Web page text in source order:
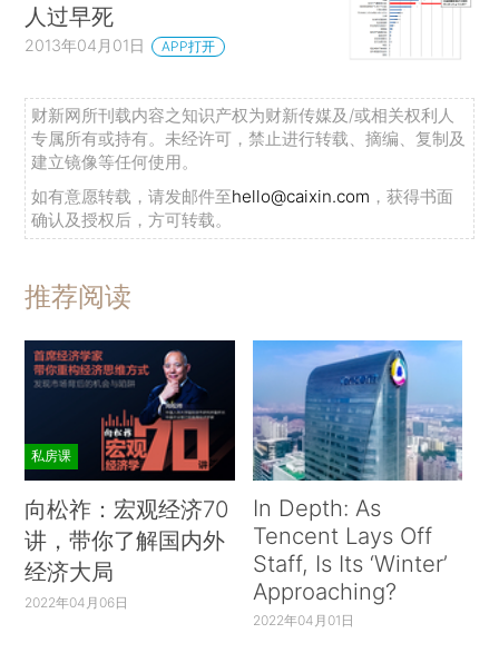
人过早死
2013年04月01日 APP打开
财新网所刊载内容之知识产权为财新传媒及/或相关权利人
专属所有或持有。未经许可，禁止进行转载、摘编、复制及
建立镜像等任何使用。
如有意愿转载，请发邮件至hello@caixin.com ，获得书面
确认及授权后，方可转载。
推荐阅读
私房课
向松祚：宏观经济70
讲，带你了解国内外
经济大局
2022年04月06日
In Depth: As
Tencent Lays Off
Staff, Is Its ‘Winter’
Approaching?
2022年04月01日